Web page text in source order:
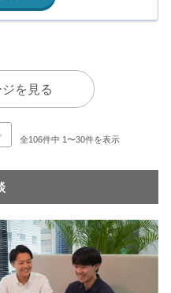
を見る
全106件中 1〜30件を表示